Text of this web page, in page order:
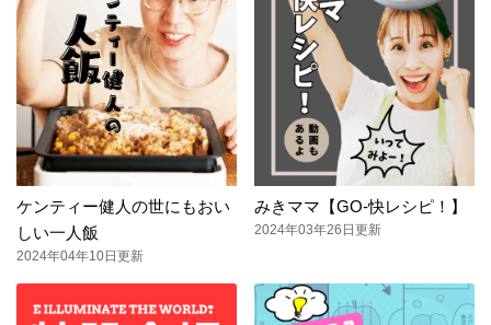
ケンティー健人の世にもおい
しい一人飯
2024年04年10日更新
みきママ【GO-快レシピ！】
2024年03年26日更新